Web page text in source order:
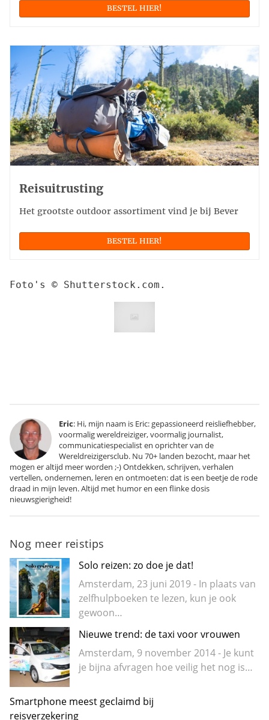
BESTEL HIER!
Reisuitrusting
Het grootste outdoor assortiment vind je bij Bever
BESTEL HIER!
Foto's © Shutterstock.com.
Eric: Hi, mijn naam is Eric: gepassioneerd reisliefhebber,
voormalig wereldreiziger, voormalig journalist,
communicatiespecialist en oprichter van de
Wereldreizigersclub. Nu 70+ landen bezocht, maar het
mogen er altijd meer worden ;-) Ontdekken, schrijven, verhalen
vertellen, ondernemen, leren en ontmoeten: dat is een beetje de rode
draad in mijn leven. Altijd met humor en een flinke dosis
nieuwsgierigheid!
Nog meer reistips
Solo reizen: zo doe je dat!
Amsterdam, 23 juni 2019 - In plaats van
zelfhulpboeken te lezen, kun je ook
gewoon…
Nieuwe trend: de taxi voor vrouwen
Amsterdam, 9 november 2014 - Je kunt
je bijna afvragen hoe veilig het nog is…
Smartphone meest geclaimd bij
reisverzekering